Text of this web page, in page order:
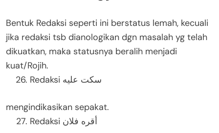
Bentuk Redaksi seperti ini berstatus lemah, kecuali
jika redaksi tsb dianologikan dgn masalah yg telah
dikuatkan, maka statusnya beralih menjadi
kuat/Rojih.
Redaksi سكت عليه
mengindikasikan sepakat.
Redaksi أقره فلان